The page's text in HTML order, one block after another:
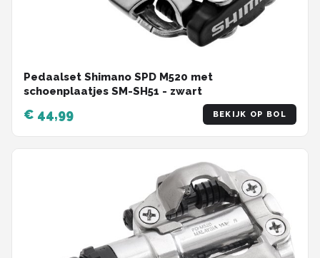
Pedaalset Shimano SPD M520 met
schoenplaatjes SM-SH51 - zwart
€ 44,99 BEKIJK OP BOL